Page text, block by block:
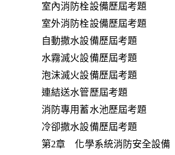
室內消防栓設備歷屆考題
室外消防栓設備歷屆考題
自動撒水設備歷屆考題
水霧滅火設備歷屆考題
泡沫滅火設備歷屆考題
連結送水管歷屆考題
消防專用蓄水池歷屆考題
冷卻撒水設備歷屆考題
第2章 化學系統消防安全設備